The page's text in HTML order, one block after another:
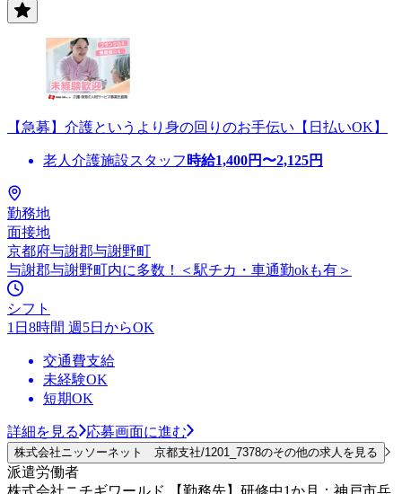
【急募】介護というより身の回りのお手伝い【日払いOK】
老人介護施設スタッフ 時給1,400円〜2,125円
勤務地
面接地
京都府与謝郡与謝野町
与謝郡与謝野町内に多数！＜駅チカ・車通勤okも有＞
シフト
1日8時間 週5日からOK
交通費支給
未経験OK
短期OK
詳細を見る 応募画面に進む
株式会社ニッソーネット 京都支社/1201_7378のその他の求人を見る
派遣労働者
株式会社ニチギワールド 【勤務先】研修中1か月：神戸市兵